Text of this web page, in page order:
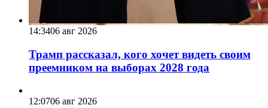
14:3406 авг 2026
Трамп рассказал, кого хочет видеть своим
преемником на выборах 2028 года
12:0706 авг 2026